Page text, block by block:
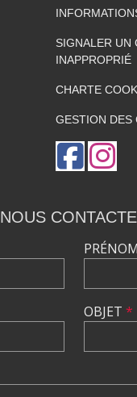
SIGNALER UN
INAPPROPRIÉ
CHARTE
GESTION DES
NOUS
PRÉNOM
OBJET *